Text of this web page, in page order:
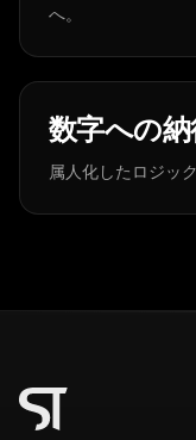
へ。
数字への
属人化したロジッ